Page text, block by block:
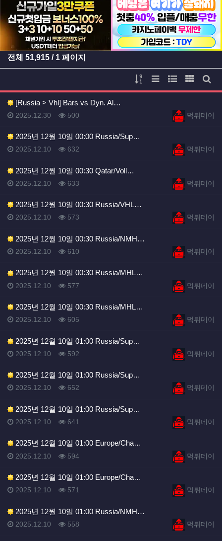
등록일 등록일
전체 51,915 / 1 페이지
게시물 정렬
리스트 스타일
웹진 스타일
갤러리
게
[Russia > Vhl] Bars vs Dyn. Al…
등록자먹튀데이
등록일
2025.12.30 조회
500
2025년 12월 10일 00:00 Russia/Sup…
등록자먹튀데이
등록일
2025.12.10 조회
632
2025년 12월 10일 00:30 Qatar/Voll…
등록자먹튀데이
등록일
2025.12.10 조회
633
2025년 12월 10일 00:30 Russia/VHL…
등록자먹튀데이
등록일
2025.12.10 조회
573
2025년 12월 10일 00:30 Russia/NMH…
등록자먹튀데이
등록일
2025.12.10 조회
610
2025년 12월 10일 00:30 Russia/MHL…
등록자먹튀데이
등록일
2025.12.10 조회
577
2025년 12월 10일 00:30 Russia/MHL…
등록자먹튀데이
등록일
2025.12.10 조회
605
2025년 12월 10일 01:00 Russia/Sup…
등록자먹튀데이
등록일
2025.12.10 조회
592
2025년 12월 10일 01:00 Russia/Sup…
등록자먹튀데이
등록일
2025.12.10 조회
652
2025년 12월 10일 01:00 Russia/Sup…
등록자먹튀데이
등록일
2025.12.10 조회
641
2025년 12월 10일 01:00 Europe/Cha…
등록자먹튀데이
등록일
2025.12.10 조회
594
2025년 12월 10일 01:00 Europe/Cha…
등록자먹튀데이
등록일
2025.12.10 조회
571
2025년 12월 10일 01:00 Russia/NMH…
등록자먹튀데이
등록일
2025.12.10 조회
558